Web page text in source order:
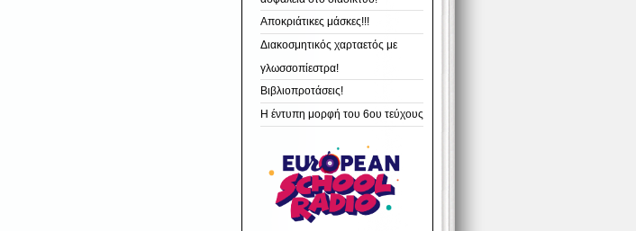
Αποκριάτικες μάσκες!!!
Διακοσμητικός χαρταετός με
γλωσσοπίεστρα!
Βιβλιοπροτάσεις!
Η έντυπη μορφή του 6ου τεύχους